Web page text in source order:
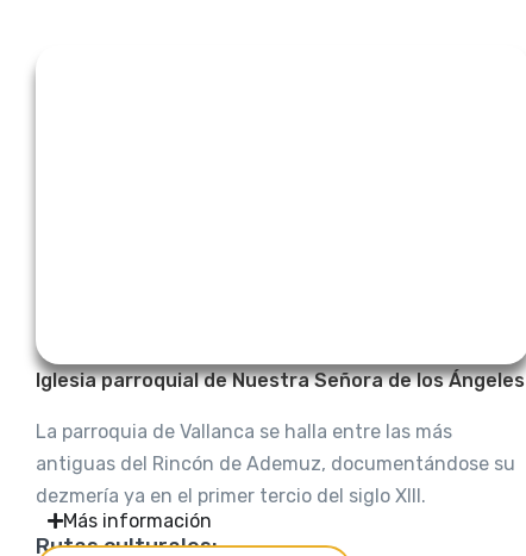
Iglesia parroquial de Nuestra Señora de los Ángeles
La parroquia de Vallanca se halla entre las más
antiguas del Rincón de Ademuz, documentándose su
dezmería ya en el primer tercio del siglo XIII.
Más información
Rutas culturales: